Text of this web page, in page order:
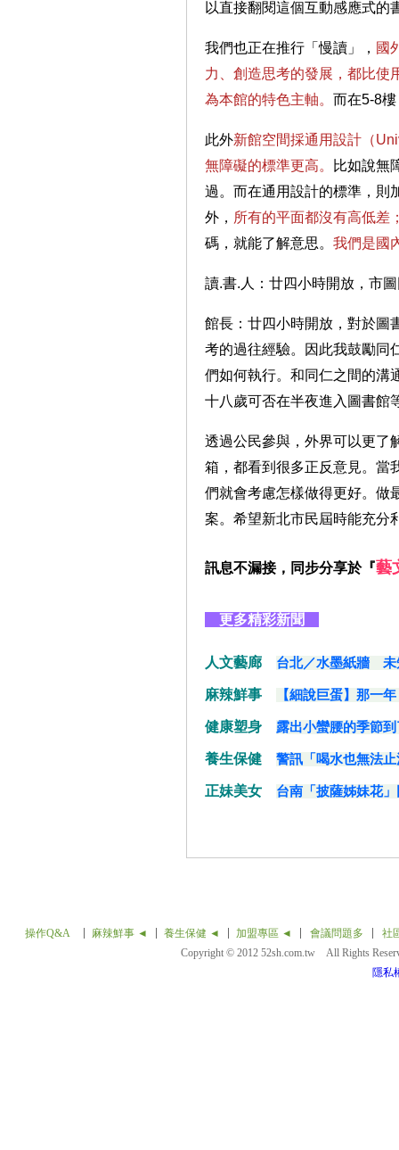
以直接翻閱這個互動感應式的
我們也正在推行「慢讀」， 國
力、創造思考的發展，都比使
為本館的特色主軸。 而在5-8
此外新館空間採通用設計（
無障礙的標準更高。
比如說無
過。而在通用設計的標準，則
外， 所有的平面都沒有高低差
碼，就能了解意思。 我們是國
讀.書.人：廿四小時開放，市
館長：廿四小時開放，對於圖
考的過往經驗。因此我鼓勵同
們如何執行。和同仁之間的
十八歲可否在半夜進入圖書館
透過公民參與，外界可以更了
箱，都看到很多正反意見。當
們就會考慮怎樣做得更好。做
案。希望新北市民屆時能充分
訊息不漏接，同步分享於『藝
更多精彩新聞
人文藝廊 台北／水墨紙牆
麻辣鮮事 【細說巨蛋】那一
健康塑身 露出小蠻腰的季節
養生保健 警訊「喝水也無法
正妹美女 台南「披薩姊妹花
操作Q&A 麻辣鮮事 ◄ 養生保健 ◄ 加盟專區 ◄ 會議問題多
社
Copyright © 2012 52sh.com.tw All Rights
隱私